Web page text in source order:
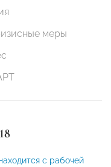
меры
с рабочей